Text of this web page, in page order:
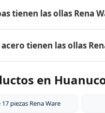
en acero
tienen las ollas Rena
de aleación de aluminio
diseño permite
tienen las ollas
resistente a la corrosión,
en
piezas Rena Ware